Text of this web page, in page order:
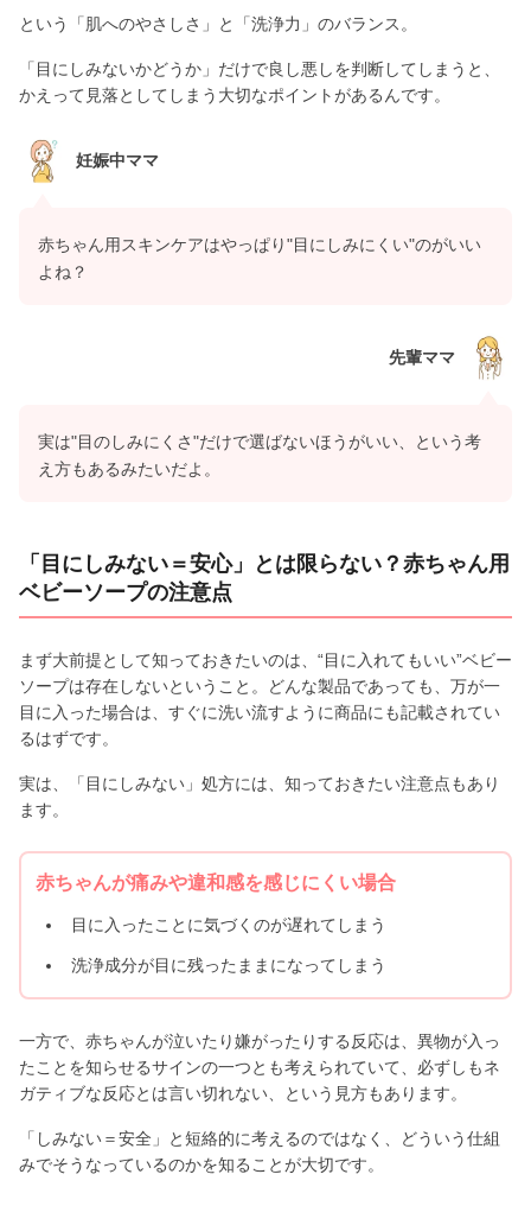
という「肌へのやさしさ」と「洗浄力」のバランス。
「目にしみないかどうか」だけで良し悪しを判断してしまうと、
かえって見落としてしまう大切なポイントがあるんです。
妊娠中ママ
赤ちゃん用スキンケアはやっぱり"目にしみにくい"のがいい
よね？
先輩ママ
実は"目のしみにくさ"だけで選ばないほうがいい、という考
え方もあるみたいだよ。
「目にしみない＝安心」とは限らない？赤ちゃん用
ベビーソープの注意点
まず大前提として知っておきたいのは、“目に入れてもいい”ベビー
ソープは存在しないということ。どんな製品であっても、万が一
目に入った場合は、すぐに洗い流すように商品にも記載されてい
るはずです。
実は、「目にしみない」処方には、知っておきたい注意点もあり
ます。
赤ちゃんが痛みや違和感を感じにくい場合
目に入ったことに気づくのが遅れてしまう
洗浄成分が目に残ったままになってしまう
一方で、赤ちゃんが泣いたり嫌がったりする反応は、異物が入っ
たことを知らせるサインの一つとも考えられていて、必ずしもネ
ガティブな反応とは言い切れない、という見方もあります。
「しみない＝安全」と短絡的に考えるのではなく、どういう仕組
みでそうなっているのかを知ることが大切です。